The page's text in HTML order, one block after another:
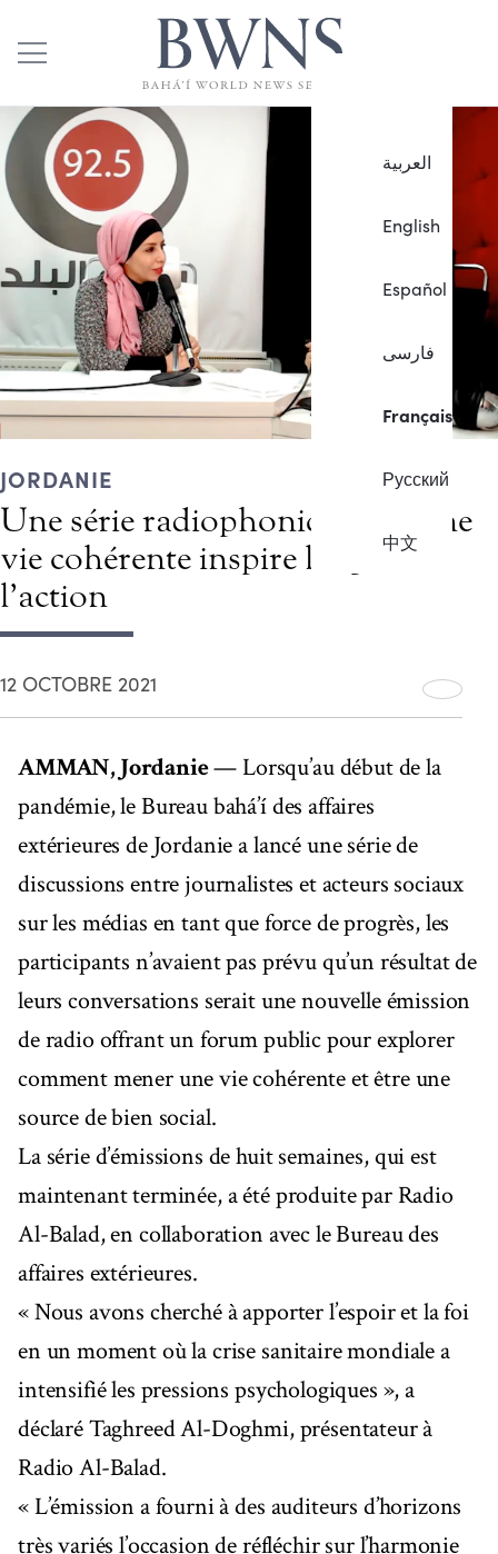
العربية
English
Español
فارسی
Français
Русский
中文
JORDANIE
Une série radiophonique sur une
vie cohérente inspire l’espoir et
l’action
12 OCTOBRE 2021
AMMAN, Jordanie— Lorsqu’au début de la
pandémie, le Bureau bahá’í des affaires
extérieures de Jordanie a lancé une série de
discussions entre journalistes et acteurs sociaux
sur les médias en tant que force de progrès, les
participants n’avaient pas prévu qu’un résultat de
leurs conversations serait une nouvelle émission
de radio offrant un forum public pour explorer
comment mener une vie cohérente et être une
source de bien social.
La série d’émissions de huit semaines, qui est
maintenant terminée, a été produite par Radio
Al-Balad, en collaboration avec le Bureau des
affaires extérieures.
« Nous avons cherché à apporter l’espoir et la foi
en un moment où la crise sanitaire mondiale a
intensifié les pressions psychologiques », a
déclaré Taghreed Al-Doghmi, présentateur à
Radio Al-Balad.
« L’émission a fourni à des auditeurs d’horizons
très variés l’occasion de réfléchir sur l’harmonie